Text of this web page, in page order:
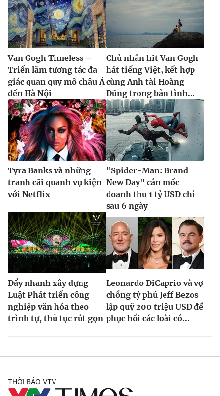
Van Gogh Timeless –
Triển lãm tương tác đa
giác quan quy mô châu Á
đến Hà Nội
Chủ nhân hit Van Gogh
hát tiếng Việt, kết hợp
cùng Anh tài Hoàng
Dũng trong bản tình...
Tyra Banks và những
tranh cãi quanh vụ kiện
với Netflix
"Spider-Man: Brand
New Day" cán mốc
doanh thu 1 tỷ USD chỉ
sau 6 ngày
Đẩy nhanh xây dựng
Luật Phát triển công
nghiệp văn hóa theo
trình tự, thủ tục rút gọn
Leonardo DiCaprio và vợ
chồng tỷ phú Jeff Bezos
lập quỹ 200 triệu USD để
phục hồi các loài có...
THỜI BÁO VTV